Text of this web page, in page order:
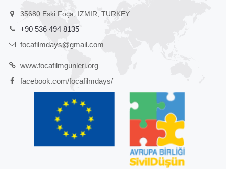
35680 Eski Foça, IZMIR, TURKEY
+90 536 494 8135
focafilmdays@gmail.com
www.focafilmgunleri.org
facebook.com/focafilmdays/